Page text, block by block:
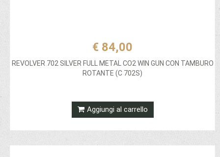
€ 84,00
REVOLVER 702 SILVER FULL METAL CO2 WIN GUN CON TAMBURO
ROTANTE (C 702S)
Aggiungi al carrello